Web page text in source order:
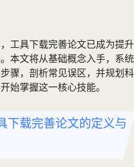
工具下载完善论文已成为提升
本文将从基础概念入手，系统
骤，剖析常见误区，并规划科
始掌握这一核心技能。
下载完善论文的定义与